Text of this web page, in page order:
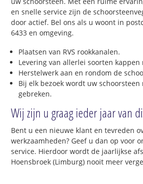
en snelle service zijn de
door actief. Bel ons als u woont in
6433 en omgeving.
Plaatsen van RVS rookkanalen.
Levering van allerlei soorten kappen
Herstelwerk aan en rondom de
Bij elk bezoek wordt uw schoorsteen
gebreken.
Wij zijn u graag ieder jaar van
Bent u een nieuwe klant en tevreden
werkzaamheden? Geef u dan op voor
service. Hierdoor wordt de jaarlijkse
Hoensbroek (Limburg) nooit meer